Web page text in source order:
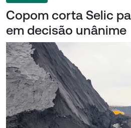
Copom corta Selic
em decisão unânime